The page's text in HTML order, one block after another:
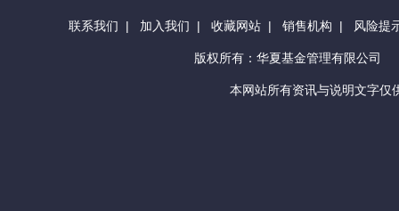
联系我们 | 加入我们 | 收藏网站 | 销售机构 | 风险提
版权所有：华夏基金管理有限公司
本网站所有资讯与说明文字仅